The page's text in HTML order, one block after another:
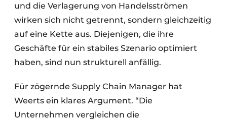
und die Verlagerung von Handelsströmen
wirken sich nicht getrennt, sondern gleichzeitig
auf eine Kette aus. Diejenigen, die ihre
Geschäfte für ein stabiles Szenario optimiert
haben, sind nun strukturell anfällig.
Für zögernde Supply Chain Manager hat
Weerts ein klares Argument. “Die
Unternehmen vergleichen die